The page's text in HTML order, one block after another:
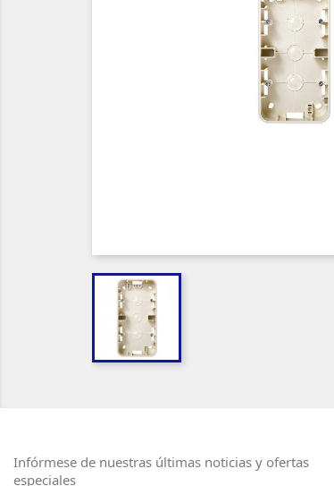
Infórmese de nuestras últimas noticias y ofertas
especiales